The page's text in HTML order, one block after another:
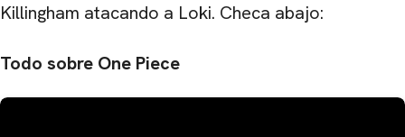
Killingham atacando a Loki. Checa abajo:
Todo sobre One Piece